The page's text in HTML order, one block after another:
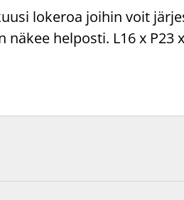
lokeroa joihin voit
helposti. L16 x P23